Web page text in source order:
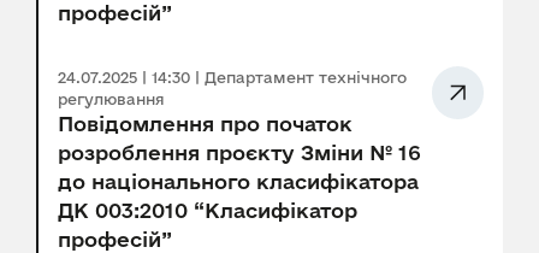
професій”
24.07.2025 | 14:30 | Департамент технічного
регулювання
Повідомлення про початок
розроблення проєкту Зміни № 16
до національного класифікатора
ДК 003:2010 “Класифікатор
професій”